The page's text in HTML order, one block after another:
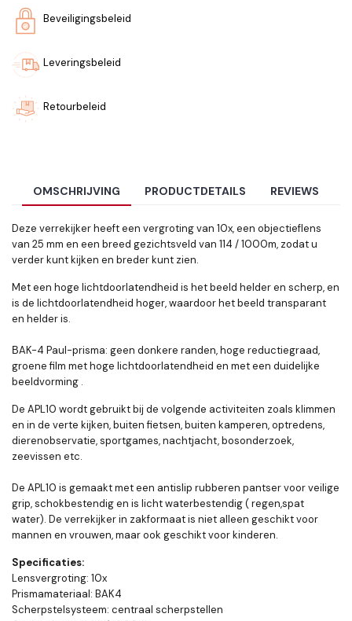
Beveiligingsbeleid
Leveringsbeleid
Retourbeleid
OMSCHRIJVING PRODUCTDETAILS REVIEWS
Deze verrekijker heeft een vergroting van 10x, een objectieflens
van 25 mm en een breed gezichtsveld van 114 / 1000m, zodat u
verder kunt kijken en breder kunt zien.
Met een hoge lichtdoorlatendheid is het beeld helder en scherp, en
is de lichtdoorlatendheid hoger, waardoor het beeld transparant
en helder is.
ВAK-4 Paul-prisma: geen donkere randen, hoge reductiegraad,
groene film met hoge lichtdoorlatendheid en met een duidelijke
beeldvorming .
De APL10 wordt gebruikt bij de volgende activiteiten zoals klimmen
en in de verte kijken, buiten fietsen, buiten kamperen, optredens,
dierenobservatie, sportgames, nachtjacht, bosonderzoek,
zeevissen etc.
De APL10 is gemaakt met een antislip rubberen pantser voor veilige
grip, schokbestendig en is licht waterbestendig ( regen,spat
water). De verrekijker in zakformaat is niet alleen geschikt voor
mannen en vrouwen, maar ook geschikt voor kinderen.
Specificaties:
Lensvergroting: 10x
Prismamateriaal: BAK4
Scherpstelsysteem: centraal scherpstellen